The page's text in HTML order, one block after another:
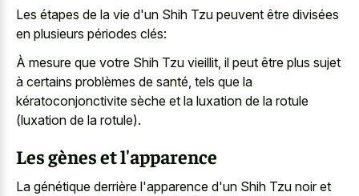
Les étapes de la vie d'un Shih Tzu peuvent être divisées
en plusieurs périodes clés:
À mesure que votre Shih Tzu vieillit, il peut être plus sujet
à certains problèmes de santé, tels que la
kératoconjonctivite sèche et la luxation de la rotule
(luxation de la rotule).
Les gènes et l'apparence
La génétique derrière l'apparence d'un Shih Tzu noir et